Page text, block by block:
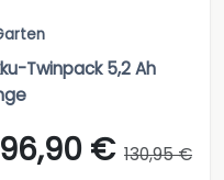
Twinpack 5,2 Ah
96,90 € 130,95 €